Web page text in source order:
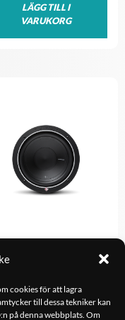
cookies för att lagra
till dessa tekniker kan
på denna webbplats. Om
LÄGG TILL I
VARUKORG
kr